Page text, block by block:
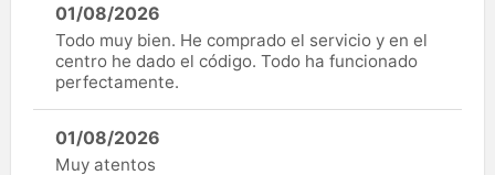
01/08/2026
Todo muy bien. He comprado el servicio y en el
centro he dado el código. Todo ha funcionado
perfectamente.
01/08/2026
Muy atentos